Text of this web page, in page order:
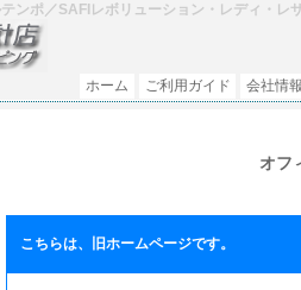
ンポ／SAFIレボリューション・レディ・レ
会社情
ご利用ガイド
ホーム
オフ
こちらは、旧ホームページです。